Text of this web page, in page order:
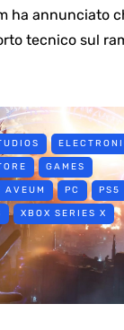
ha annunciato
tecnico sul
GAMES
AVEUM PC PS5
XBOX SERIES X